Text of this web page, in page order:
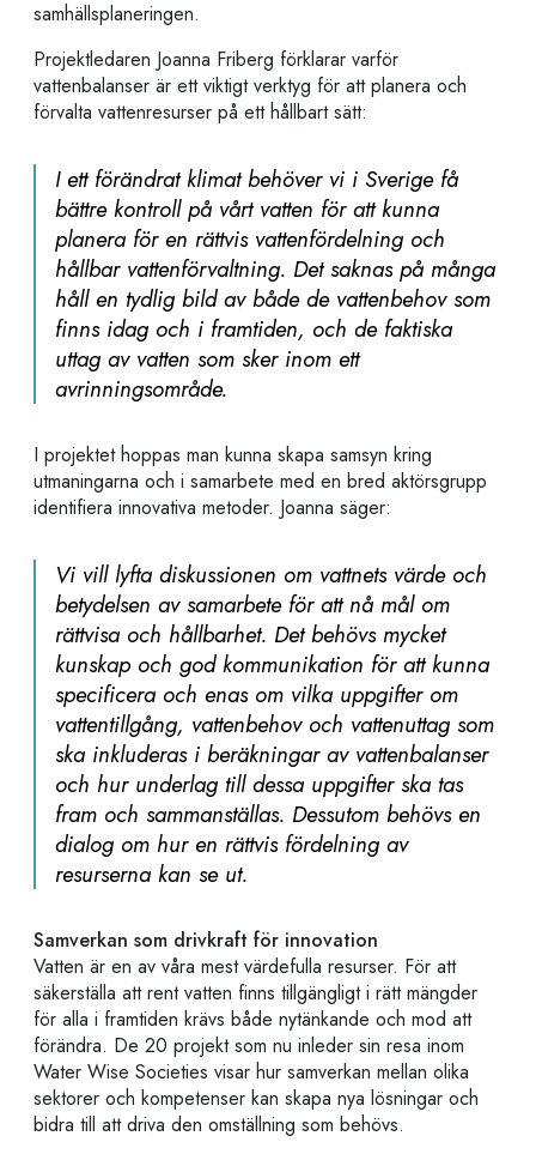
samhällsplaneringen.
Projektledaren Joanna Friberg förklarar varför
vattenbalanser är ett viktigt verktyg för att planera och
förvalta vattenresurser på ett hållbart sätt:
I ett förändrat klimat behöver vi i Sverige få
bättre kontroll på vårt vatten för att kunna
planera för en rättvis vattenfördelning och
hållbar vattenförvaltning. Det saknas på många
håll en tydlig bild av både de vattenbehov som
finns idag och i framtiden, och de faktiska
uttag av vatten som sker inom ett
avrinningsområde.
I projektet hoppas man kunna skapa samsyn kring
utmaningarna och i samarbete med en bred aktörsgrupp
identifiera innovativa metoder. Joanna säger:
Vi vill lyfta diskussionen om vattnets värde och
betydelsen av samarbete för att nå mål om
rättvisa och hållbarhet. Det behövs mycket
kunskap och god kommunikation för att kunna
specificera och enas om vilka uppgifter om
vattentillgång, vattenbehov och vattenuttag som
ska inkluderas i beräkningar av vattenbalanser
och hur underlag till dessa uppgifter ska tas
fram och sammanställas. Dessutom behövs en
dialog om hur en rättvis fördelning av
resurserna kan se ut.
Samverkan som drivkraft för innovation
Vatten är en av våra mest värdefulla resurser. För att
säkerställa att rent vatten finns tillgängligt i rätt mängder
för alla i framtiden krävs både nytänkande och mod att
förändra. De 20 projekt som nu inleder sin resa inom
Water Wise Societies visar hur samverkan mellan olika
sektorer och kompetenser kan skapa nya lösningar och
bidra till att driva den omställning som behövs.